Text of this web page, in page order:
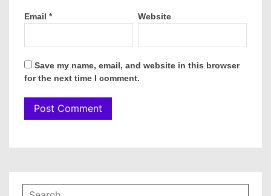
Email * Website
Save my name, email, and website in this browser
for the next time I comment.